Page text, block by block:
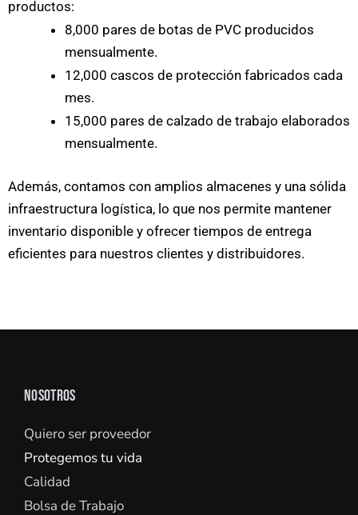
productos:
8,000 pares de botas de PVC producidos
mensualmente.
12,000 cascos de protección fabricados cada
mes.
15,000 pares de calzado de trabajo elaborados
mensualmente.
Además, contamos con amplios almacenes y una sólida
infraestructura logística, lo que nos permite mantener
inventario disponible y ofrecer tiempos de entrega
eficientes para nuestros clientes y distribuidores.
NOSOTROS
Quiero ser proveedor
Protegemos tu vida
Calidad
Bolsa de Trabajo